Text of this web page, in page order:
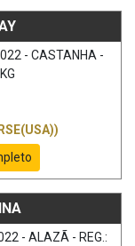
- CASTANHA -
- ALAZÃ - REG.: